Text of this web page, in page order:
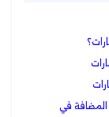
المضافة في